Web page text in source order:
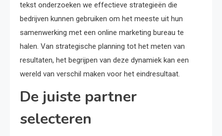
tekst onderzoeken we effectieve strategieën die
bedrijven kunnen gebruiken om het meeste uit hun
samenwerking met een online marketing bureau te
halen. Van strategische planning tot het meten van
resultaten, het begrijpen van deze dynamiek kan een
wereld van verschil maken voor het eindresultaat.
De juiste partner
selecteren